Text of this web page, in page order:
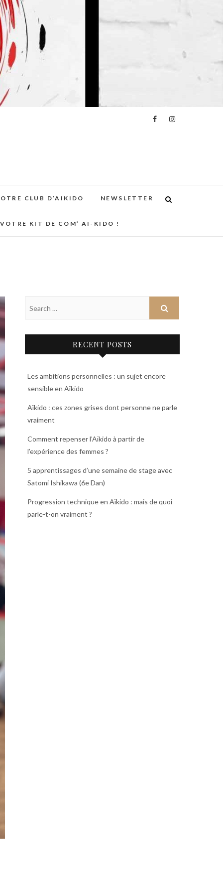
CLUB D’AIKIDO NEWSLETTER
VOTRE KIT DE COM’ AI-KIDO !
RECENT POSTS
Les ambitions personnelles : un sujet encore
sensible en Aïkido
Aïkido : ces zones grises dont personne ne parle
vraiment
Comment repenser l’Aïkido à partir de
l’expérience des femmes ?
5 apprentissages d’une semaine de stage avec
Satomi Ishikawa (6e Dan)
Progression technique en Aïkido : mais de quoi
parle-t-on vraiment ?